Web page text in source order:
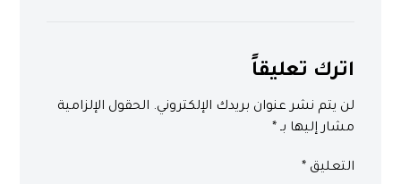
اترك تعليقاً
لن يتم نشر عنوان بريدك الإلكتروني. الحقول الإلزامية
مشار إليها بـ *
التعليق *